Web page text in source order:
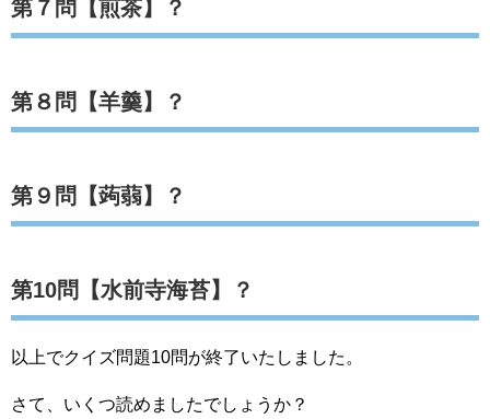
第７問【煎茶】？
第８問【羊羹】？
第９問【蒟蒻】？
第10問【水前寺海苔】？
以上でクイズ問題10問が終了いたしました。
さて、いくつ読めましたでしょうか？